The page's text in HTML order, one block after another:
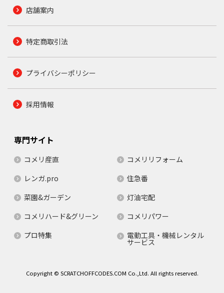
店舗案内
特定商取引法
プライバシーポリシー
採用情報
専門サイト
コメリ産直
コメリリフォーム
レンガ.pro
住急番
菜園&ガーデン
灯油宅配
コメリハード&グリーン
コメリパワー
プロ特集
電動工具・機械レンタル
サービス
Copyright © SCRATCHOFFCODES.COM Co.,Ltd. All rights reserved.